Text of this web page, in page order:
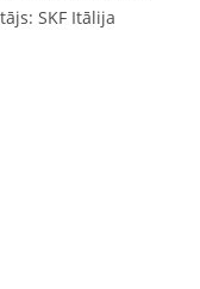
SKF Itālija